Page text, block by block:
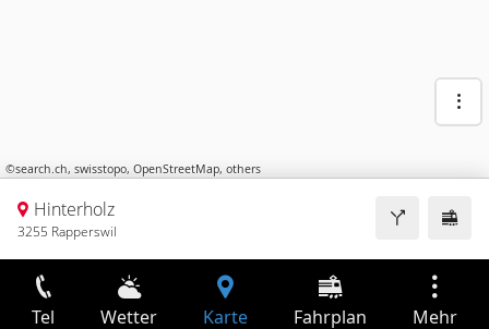
©search.ch, swisstopo, OpenStreetMap, others
Hinterholz
3255 Rapperswil
Tel Wetter Karte Fahrplan Mehr